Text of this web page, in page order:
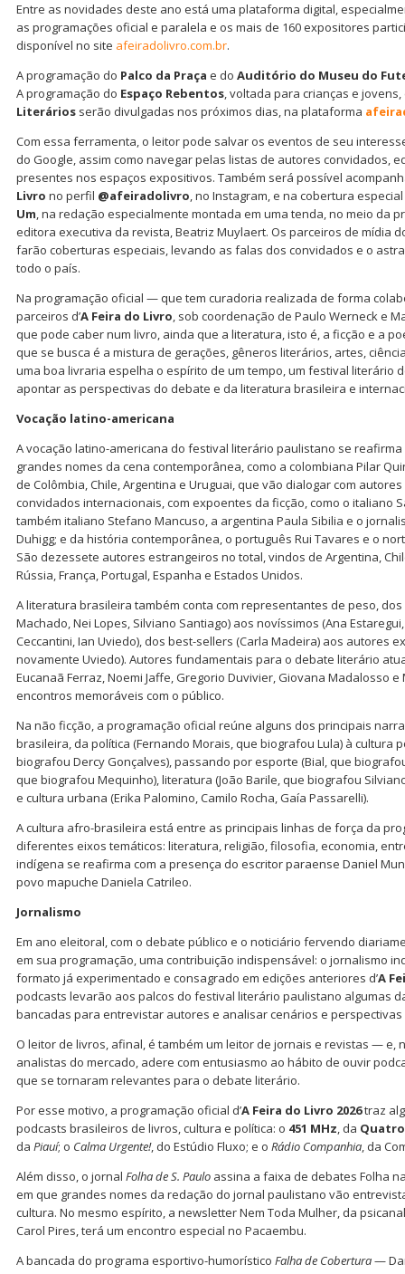
Entre as novidades deste ano está uma plataforma digital,
as programações oficial e paralela e os mais de 160 expositores
disponível no site afeiradolivro.com.br.
A programação do Palco da Praça e do Auditório do Museu do
A programação do Espaço Rebentos, voltada para crianças e
Literários serão divulgadas nos próximos dias, na plataforma
Com essa ferramenta, o leitor pode salvar os eventos de seu
do Google, assim como navegar pelas listas de autores convidados,
presentes nos espaços expositivos. Também será possível
Livro no perfil @afeiradolivro, no Instagram, e na cobertura
Um, na redação especialmente montada em uma tenda, no meio da
editora executiva da revista, Beatriz Muylaert. Os parceiros de mídia
farão coberturas especiais, levando as falas dos convidados e o
todo o país.
Na programação oficial — que tem curadoria realizada de forma
parceiros d’A Feira do Livro, sob coordenação de Paulo Werneck e
que pode caber num livro, ainda que a literatura, isto é, a ficção e a
que se busca é a mistura de gerações, gêneros literários, artes,
uma boa livraria espelha o espírito de um tempo, um festival literário
apontar as perspectivas do debate e da literatura brasileira e
Vocação latino-americana
A vocação latino-americana do festival literário paulistano se reafirma
grandes nomes da cena contemporânea, como a colombiana Pilar
de Colômbia, Chile, Argentina e Uruguai, que vão dialogar com
convidados internacionais, com expoentes da ficção, como o italiano
também italiano Stefano Mancuso, a argentina Paula Sibilia e o
Duhigg; e da história contemporânea, o português Rui Tavares e o
São dezessete autores estrangeiros no total, vindos de Argentina,
Rússia, França, Portugal, Espanha e Estados Unidos.
A literatura brasileira também conta com representantes de peso,
Machado, Nei Lopes, Silviano Santiago) aos novíssimos (Ana
Ceccantini, Ian Uviedo), dos best-sellers (Carla Madeira) aos autores
novamente Uviedo). Autores fundamentais para o debate literário
Eucanaã Ferraz, Noemi Jaffe, Gregorio Duvivier, Giovana Madalosso
encontros memoráveis com o público.
Na não ficção, a programação oficial reúne alguns dos principais
brasileira, da política (Fernando Morais, que biografou Lula) à cultura
biografou Dercy Gonçalves), passando por esporte (Bial, que
que biografou Mequinho), literatura (João Barile, que biografou
e cultura urbana (Erika Palomino, Camilo Rocha, Gaía Passarelli).
A cultura afro-brasileira está entre as principais linhas de força da
diferentes eixos temáticos: literatura, religião, filosofia, economia,
indígena se reafirma com a presença do escritor paraense Daniel
povo mapuche Daniela Catrileo.
Jornalismo
Em ano eleitoral, com o debate público e o noticiário fervendo
em sua programação, uma contribuição indispensável: o jornalismo
formato já experimentado e consagrado em edições anteriores d’A
podcasts levarão aos palcos do festival literário paulistano algumas
bancadas para entrevistar autores e analisar cenários e
O leitor de livros, afinal, é também um leitor de jornais e revistas — e,
analistas do mercado, adere com entusiasmo ao hábito de ouvir
que se tornaram relevantes para o debate literário.
Por esse motivo, a programação oficial d’A Feira do Livro 2026traz
podcasts brasileiros de livros, cultura e política: o 451 MHz, da Quatro
da Piauí; o Calma Urgente!, do Estúdio Fluxo; e o Rádio Companhia, da
Além disso, o jornal Folha de S. Paulo assina a faixa de debates Folha
em que grandes nomes da redação do jornal paulistano vão
cultura. No mesmo espírito, a newsletter Nem Toda Mulher, da
Carol Pires, terá um encontro especial no Pacaembu.
A bancada do programa esportivo-humorístico Falha de Cobertura—